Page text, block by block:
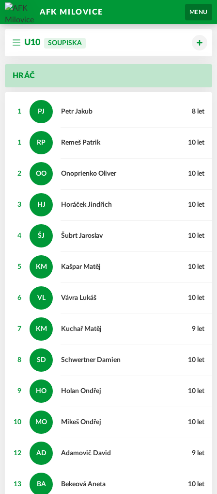
AFK MILOVICE MENU
U10 SOUPISKA
HRÁČ
1 PJ Jakub
Petr 8 let
1 RP Patrik
Remeš 10 let
2 OO Oliver
Onoprienko 10 let
3 HJ Jindřich
Horáček 10 let
4 ŠJ Jaroslav
Šubrt 10 let
5 KM Matěj
Kašpar 10 let
6 VL Lukáš
Vávra 10 let
7 KM Matěj
Kuchař 9 let
8 SD Damien
Schwertner 10 let
9 HO Ondřej
Holan 10 let
10 MO Ondřej
Mikeš 10 let
12 AD David
Adamovič 9 let
13 BA Aneta
Bekeová 10 let